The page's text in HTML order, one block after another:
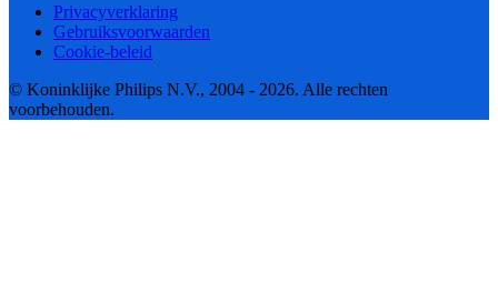
Privacyverklaring
Gebruiksvoorwaarden
Cookie-beleid
© Koninklijke Philips N.V., 2004 - 2026. Alle rechten
voorbehouden.